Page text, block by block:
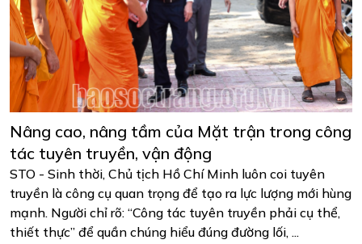
Nâng cao, nâng tầm của Mặt trận trong công
tác tuyên truyền, vận động
STO - Sinh thời, Chủ tịch Hồ Chí Minh luôn coi tuyên
truyền là công cụ quan trọng để tạo ra lực lượng mới hùng
mạnh. Người chỉ rõ: “Công tác tuyên truyền phải cụ thể,
thiết thực” để quần chúng hiểu đúng đường lối, ...